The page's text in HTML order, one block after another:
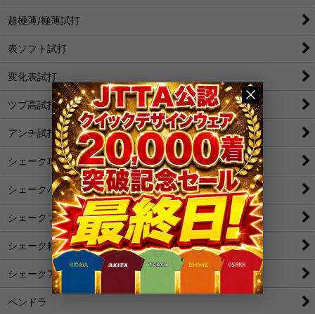
超極薄/極薄試打
表ソフト試打
変化表試打
ツブ高試打
アンチ試打
シェーク攻撃
シェークバック表
シェークフォア表
シェーク粒
シェークアンチ
ペンドラ